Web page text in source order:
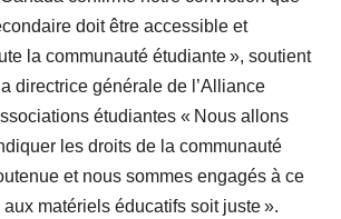
doit être accessible et
la communauté étudiante », soutient
directrice générale de l’Alliance
étudiantes « Nous allons
les droits de la communauté
et nous sommes engagés à ce
matériels éducatifs soit juste ».